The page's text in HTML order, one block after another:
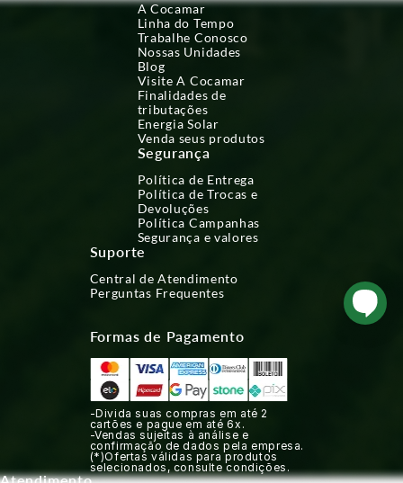
A Cocamar
Linha do Tempo
Trabalhe Conosco
Nossas Unidades
Blog
Visite A Cocamar
Finalidades de
tributações
Energia Solar
Venda seus produtos
Segurança
Política de Entrega
Política de Trocas e
Devoluções
Política Campanhas
Segurança e valores
Suporte
Central de Atendimento
Perguntas Frequentes
Formas de Pagamento
-Divida suas compras em até 2
cartões e pague em até 6x.
-Vendas sujeitas à análise e
confirmação de dados pela empresa.
(*)Ofertas válidas para produtos
selecionados, consulte condições.